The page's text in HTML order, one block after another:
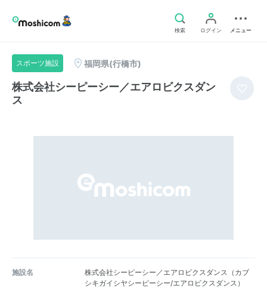
検索 ログイン メニュー
スポーツ施設 福岡県(行橋市)
株式会社シーピーシー／エアロビクスダン
ス
施設名
株式会社シーピーシー／エアロビクスダンス（カブ
シキガイシヤシーピーシー/エアロビクスダンス）